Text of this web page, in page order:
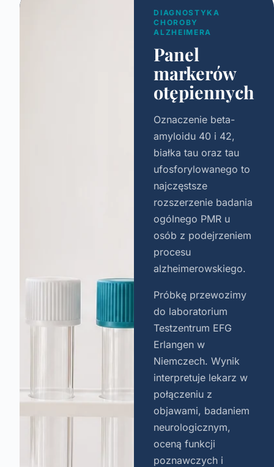
DIAGNOSTYKA
CHOROBY
ALZHEIMERA
Panel
markerów
otępiennych
Oznaczenie beta-
amyloidu 40 i 42,
białka tau oraz tau
ufosforylowanego to
najczęstsze
rozszerzenie badania
ogólnego PMR u
osób z podejrzeniem
procesu
alzheimerowskiego.
Próbkę przewozimy
do laboratorium
Testzentrum EFG
Erlangen w
Niemczech. Wynik
interpretuje lekarz w
połączeniu z
objawami, badaniem
neurologicznym,
oceną funkcji
poznawczych i